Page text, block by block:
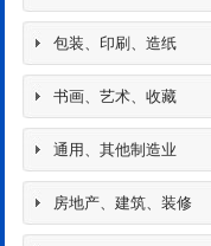
包装、印刷、造纸
书画、艺术、收藏
通用、其他制造业
房地产、建筑、装修